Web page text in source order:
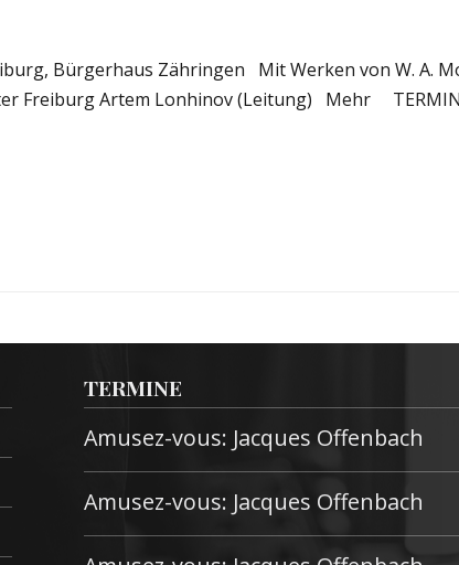
Zähringen Mit Werken von W. A.
Freiburg Artem Lonhinov (Leitung) Mehr
TERMINE
Amusez-vous: Jacques Offenbach
Amusez-vous: Jacques Offenbach